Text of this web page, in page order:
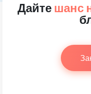
Дайте шанс